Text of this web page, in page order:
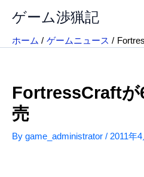
ス
ゲーム渉猟記
ホーム ゲームニュース
FortressCraftが
売
By game_administrator / 2011年4